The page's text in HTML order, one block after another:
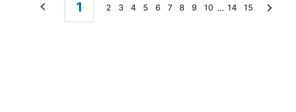
1 2 3 4 5 6 7 8 9 10 ... 14 15